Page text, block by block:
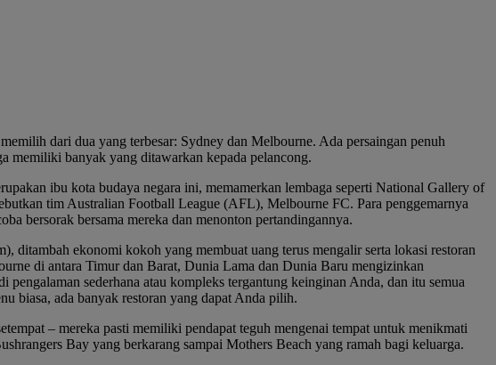
dari dua yang terbesar: Sydney dan Melbourne. Ada persaingan penuh
memiliki banyak yang ditawarkan kepada pelancong.
ibu kota budaya negara ini, memamerkan lembaga seperti National Gallery of
tim Australian Football League (AFL), Melbourne FC. Para penggemarnya
bersorak bersama mereka dan menonton pertandingannya.
ditambah ekonomi kokoh yang membuat uang terus mengalir serta lokasi restoran
di antara Timur dan Barat, Dunia Lama dan Dunia Baru mengizinkan
sederhana atau kompleks tergantung keinginan Anda, dan itu semua
biasa, ada banyak restoran yang dapat Anda pilih.
– mereka pasti memiliki pendapat teguh mengenai tempat untuk menikmati
Bay yang berkarang sampai Mothers Beach yang ramah bagi keluarga.